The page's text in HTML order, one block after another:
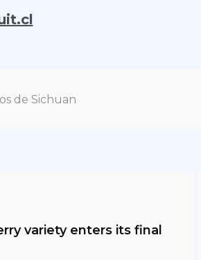
de Sichuan
variety enters its final